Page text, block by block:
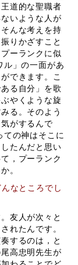
道的な聖職者
いような人が
んな考えを持
りかざすこと
ーランクに似
ル」の一面があ
できます。こ
る自分」を歌
やくような旋
る。そのよう
がするんで
ての神はそこに
たんだと思い
，プーランク
。
なところでし
友人が次々と
れたんです。
するのは，と
高忠明先生が